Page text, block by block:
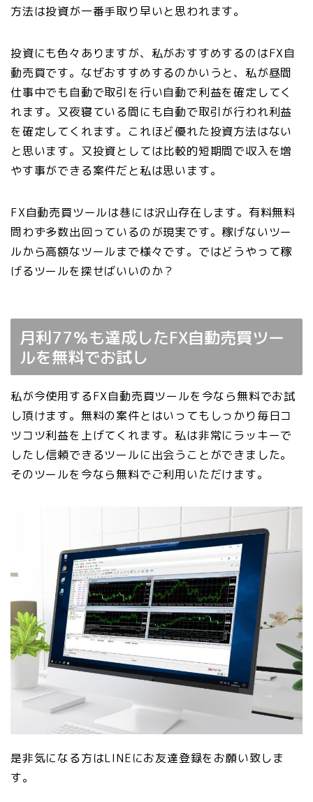
方法は投資が一番手取り早いと思われます。
投資にも色々ありますが、私がおすすめするのはFX自
動売買です。なぜおすすめするのかいうと、私が昼間
仕事中でも自動で取引を行い自動で利益を確定してく
れます。又夜寝ている間にも自動で取引が行われ利益
を確定してくれます。これほど優れた投資方法はない
と思います。又投資としては比較的短期間で収入を増
やす事ができる案件だと私は思います。
FX自動売買ツールは巷には沢山存在します。有料無料
問わず多数出回っているのが現実です。稼げないツー
ルから高額なツールまで様々です。ではどうやって稼
げるツールを探せばいいのか？
月利77％も達成したFX自動売買ツー
ルを無料でお試し
私が今使用するFX自動売買ツールを今なら無料でお試
し頂けます。無料の案件とはいってもしっかり毎日コ
ツコツ利益を上げてくれます。私は非常にラッキーで
したし信頼できるツールに出会うことができました。
そのツールを今なら無料でご利用いただけます。
是非気になる方はLINEにお友達登録をお願い致しま
す。